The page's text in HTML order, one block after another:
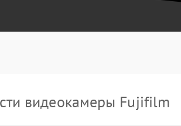
видеокамеры Fujifilm